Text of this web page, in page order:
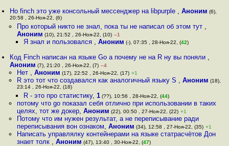
Но finch это уже консольный мессенджер на libpurple ,Аноним (6),
20:58 , 26-Ноя-22, (6)
Про который никто не знал, пока ты не написал об этом тут ,
Аноним (10), 21:52 , 26-Ноя-22, (10) –1
Я знал и пользовался , Аноним (-), 07:35 , 28-Ноя-22, (42)
Код Finch написан на языке Go а почему не на R ну вы поняли ,
Аноним (7), 21:20 , 26-Ноя-22, (7) –4
Нет , Аноним (17), 22:52 , 26-Ноя-22, (17) +1
R это тот что создавался как аналогичный языку S , Аноним (18),
23:14 , 26-Ноя-22, (18)
R - это про статистику, 1(??), 10:56 , 28-Ноя-22, (44)
потому что go показал себя отлично при использовании в таких
целях, тот же докер, Аноним (22), 00:50 , 27-Ноя-22, (22) +1
Потому что им нужен результат, а не переписывание ради
переписывания вон ознаком, Аноним (34), 12:58 , 27-Ноя-22, (35) +1
Написать управлялку контейнерами на языке статрасчётов Дон
знает толк , Аноним (47), 13:40 , 30-Ноя-22, (47)